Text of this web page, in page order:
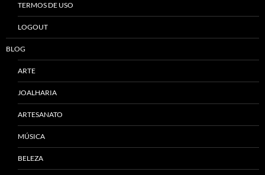
TERMOS DE USO
LOGOUT
BLOG
ARTE
JOALHARIA
ARTESANATO
MÚSICA
BELEZA